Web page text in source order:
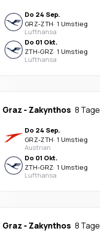
Do 24 Sep.
GRZ-ZTH· 1 Umstieg
Lufthansa
Do 01 Okt.
ZTH-GRZ· 1 Umstieg
Lufthansa
Graz - Zakynthos 8 Tage
Do 24 Sep.
GRZ-ZTH· 1 Umstieg
Austrian
Do 01 Okt.
ZTH-GRZ· 1 Umstieg
Lufthansa
Graz - Zakynthos 8 Tage